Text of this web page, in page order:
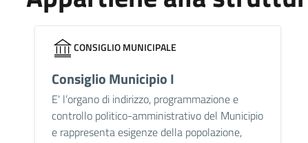
CONSIGLIO MUNICIPALE
Consiglio Municipio I
E' l’organo di indirizzo, programmazione e
controllo politico-amministrativo del Municipio
e rappresenta esigenze della popolazione,